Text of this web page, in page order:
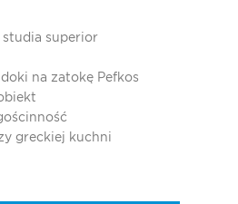
superior
na zatokę Pefkos
greckiej kuchni